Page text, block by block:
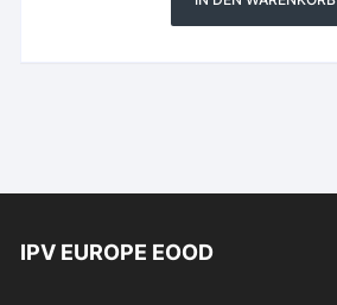
IPV EUROPE EOOD